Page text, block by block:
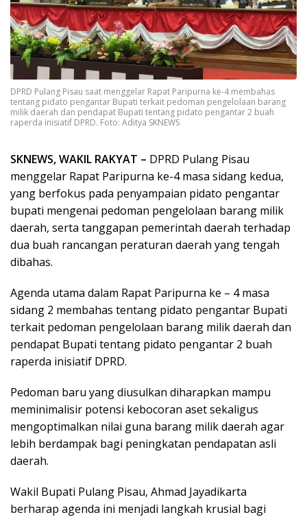
DPRD Pulang Pisau saat menggelar Rapat Paripurna ke-4 membahas
tentang pidato pengantar Bupati terkait pedoman pengelolaan barang
milik daerah dan pendapat Bupati tentang pidato pengantar 2 buah
raperda inisiatif DPRD. Foto: Aditya SKNEWS
SKNEWS, WAKIL RAKYAT – DPRD Pulang Pisau
menggelar Rapat Paripurna ke-4 masa sidang kedua,
yang berfokus pada penyampaian pidato pengantar
bupati mengenai pedoman pengelolaan barang milik
daerah, serta tanggapan pemerintah daerah terhadap
dua buah rancangan peraturan daerah yang tengah
dibahas.
Agenda utama dalam Rapat Paripurna ke – 4 masa
sidang 2 membahas tentang pidato pengantar Bupati
terkait pedoman pengelolaan barang milik daerah dan
pendapat Bupati tentang pidato pengantar 2 buah
raperda inisiatif DPRD.
Pedoman baru yang diusulkan diharapkan mampu
meminimalisir potensi kebocoran aset sekaligus
mengoptimalkan nilai guna barang milik daerah agar
lebih berdampak bagi peningkatan pendapatan asli
daerah.
Wakil Bupati Pulang Pisau, Ahmad Jayadikarta
berharap agenda ini menjadi langkah krusial bagi